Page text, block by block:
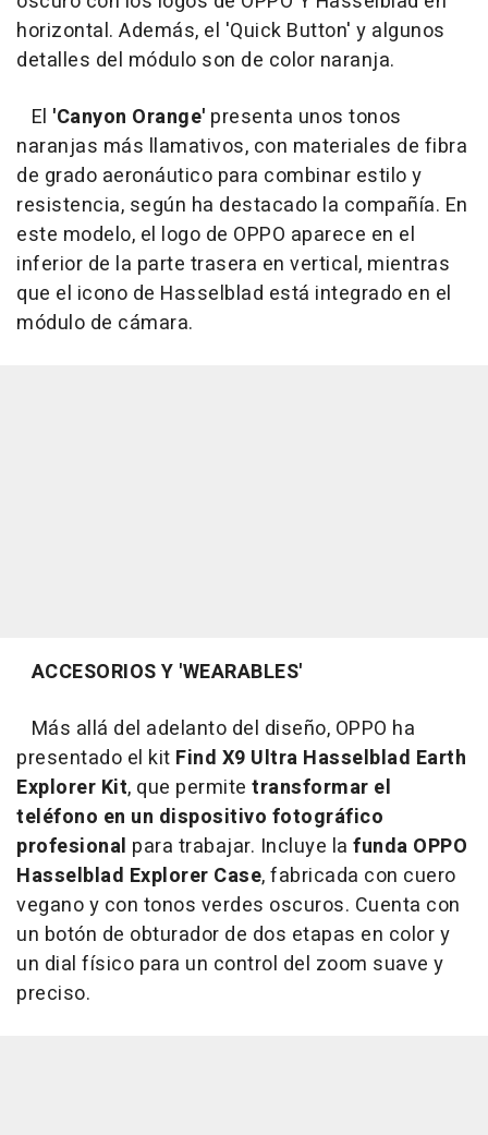
horizontal. Además, el 'Quick Button' y algunos
detalles del módulo son de color naranja.
El 'Canyon Orange' presenta unos tonos
naranjas más llamativos, con materiales de fibra
de grado aeronáutico para combinar estilo y
resistencia, según ha destacado la compañía. En
este modelo, el logo de OPPO aparece en el
inferior de la parte trasera en vertical, mientras
que el icono de Hasselblad está integrado en el
módulo de cámara.
ACCESORIOS Y 'WEARABLES'
Más allá del adelanto del diseño, OPPO ha
presentado el kit Find X9 Ultra Hasselblad Earth
Explorer Kit, que permite transformar el
teléfono en un dispositivo fotográfico
profesional para trabajar. Incluye la funda OPPO
Hasselblad Explorer Case, fabricada con cuero
vegano y con tonos verdes oscuros. Cuenta con
un botón de obturador de dos etapas en color y
un dial físico para un control del zoom suave y
preciso.